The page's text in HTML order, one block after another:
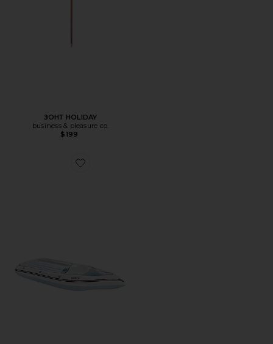
ЗОНТ HOLIDAY
business & pleasure co.
$199
Favorite ??????????? ???? ROYAL YACHT